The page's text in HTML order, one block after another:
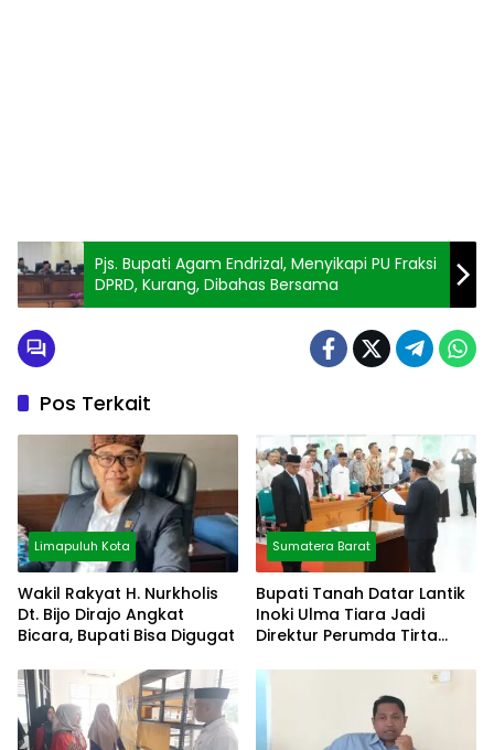
Pjs. Bupati Agam Endrizal, Menyikapi PU Fraksi
DPRD, Kurang, Dibahas Bersama
Pos Terkait
Limapuluh Kota
Wakil Rakyat H. Nurkholis
Dt. Bijo Dirajo Angkat
Bicara, Bupati Bisa Digugat
Sumatera Barat
Bupati Tanah Datar Lantik
Inoki Ulma Tiara Jadi
Direktur Perumda Tirta